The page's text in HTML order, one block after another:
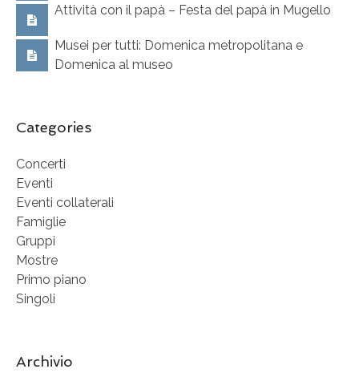
Attività con il papà – Festa del papà in Mugello
Musei per tutti: Domenica metropolitana e
Domenica al museo
Categories
Concerti
Eventi
Eventi collaterali
Famiglie
Gruppi
Mostre
Primo piano
Singoli
Archivio